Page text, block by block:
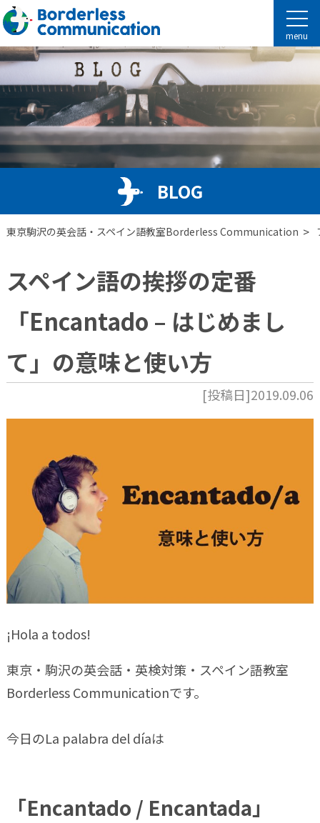
menu
BLOG
東京駒沢の英会話・スペイン語教室Borderless Communication >
スペイン語の挨拶の定番
「Encantado – はじめまし
て」の意味と使い方
[投稿日]2019.09.06
¡Hola a todos!
東京・駒沢の英会話・英検対策・スペイン語教室
Borderless Communicationです。
今日のLa palabra del díaは
「Encantado / Encantada」